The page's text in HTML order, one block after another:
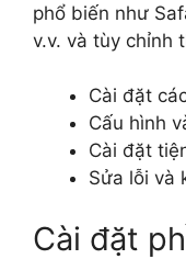
phổ biến như
v.v. và tùy chỉnh
Cài đặt
Cấu hình
Cài đặt
Sửa lỗi và
Cài đặt